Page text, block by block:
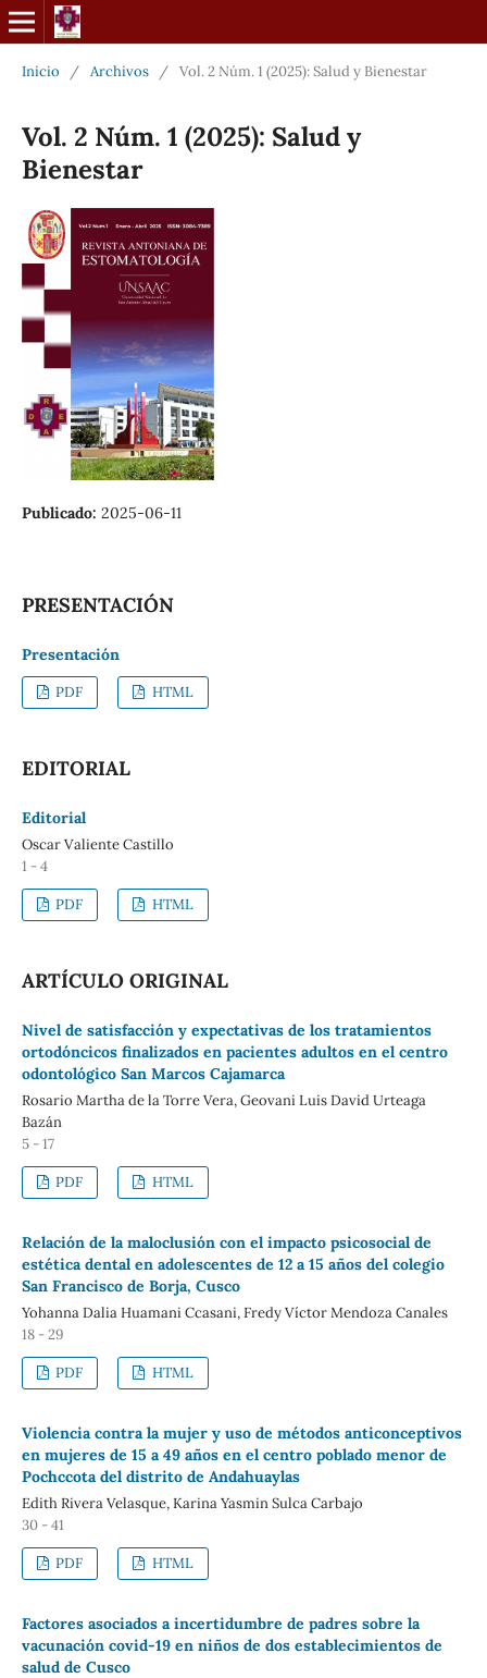
Inicio / Archivos / Vol. 2 Núm. 1 (2025): Salud y Bienestar
Vol. 2 Núm. 1 (2025): Salud y
Bienestar
Publicado: 2025-06-11
PRESENTACIÓN
Presentación
PDF HTML
EDITORIAL
Editorial
Oscar Valiente Castillo
1 - 4
PDF HTML
ARTÍCULO ORIGINAL
Nivel de satisfacción y expectativas de los tratamientos
ortodóncicos finalizados en pacientes adultos en el centro
odontológico San Marcos Cajamarca
Rosario Martha de la Torre Vera, Geovani Luis David Urteaga
Bazán
5 - 17
PDF HTML
Relación de la maloclusión con el impacto psicosocial de
estética dental en adolescentes de 12 a 15 años del colegio
San Francisco de Borja, Cusco
Yohanna Dalia Huamani Ccasani, Fredy Víctor Mendoza Canales
18 - 29
PDF HTML
Violencia contra la mujer y uso de métodos anticonceptivos
en mujeres de 15 a 49 años en el centro poblado menor de
Pochccota del distrito de Andahuaylas
Edith Rivera Velasque, Karina Yasmin Sulca Carbajo
30 - 41
PDF HTML
Factores asociados a incertidumbre de padres sobre la
vacunación covid-19 en niños de dos establecimientos de
salud de Cusco